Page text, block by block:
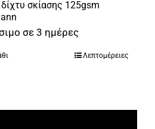
σκίασης 125gsm
σε 3 ημέρες
Λεπτομέρειες